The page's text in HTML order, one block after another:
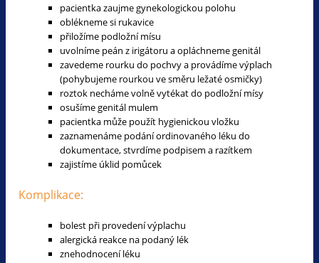
pacientka zaujme gynekologickou polohu
oblékneme si rukavice
přiložíme podložní mísu
uvolníme peán z irigátoru a opláchneme genitál
zavedeme rourku do pochvy a provádíme výplach
(pohybujeme rourkou ve směru ležaté osmičky)
roztok necháme volně vytékat do podložní mísy
osušíme genitál mulem
pacientka může použít hygienickou vložku
zaznamenáme podání ordinovaného léku do
dokumentace, stvrdíme podpisem a razítkem
zajistíme úklid pomůcek
Komplikace:
bolest při provedení výplachu
alergická reakce na podaný lék
znehodnocení léku